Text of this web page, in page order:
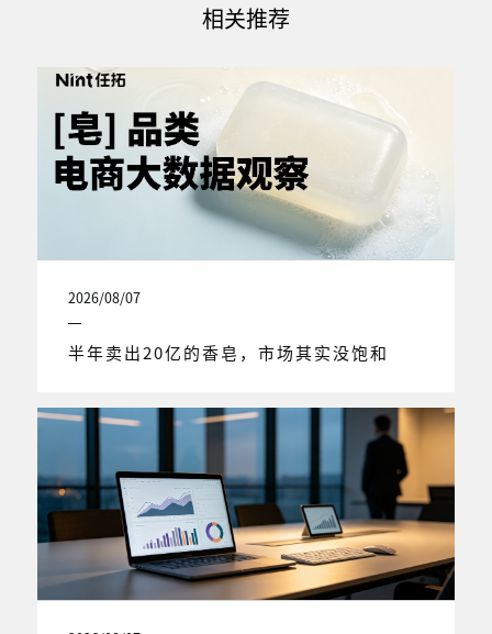
相关推荐
2026/08/07
半年卖出20亿的香皂，市场其实没饱和